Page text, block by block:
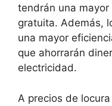
tendrán una
gratuita. Además,
una mayor
que ahorrarán
electricidad.
A precios de locura